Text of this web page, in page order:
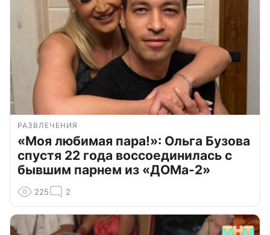
РАЗВЛЕЧЕНИЯ
«Моя любимая пара!»: Ольга Бузова
спустя 22 года воссоединилась с
бывшим парнем из «ДОМа-2»
225 2